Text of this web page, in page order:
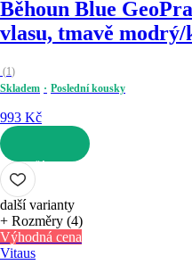
Běhoun Blue Geo
vlasu, tmavě
(1)
Skladem
Poslední kousky
993 Kč
DO KOŠÍKU
další varianty
+ Rozměry (4)
Výhodná cena
Vitaus